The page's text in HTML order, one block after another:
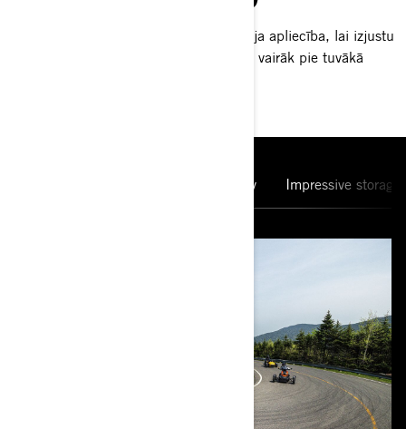
Tev nav nepieciešama motocikla vadītāja apliecība, lai izjustu
komfortu ar Can-Am Spyder RT. Uzzini vairāk pie tuvākā
Display & Apple CarPlay Impressive storage